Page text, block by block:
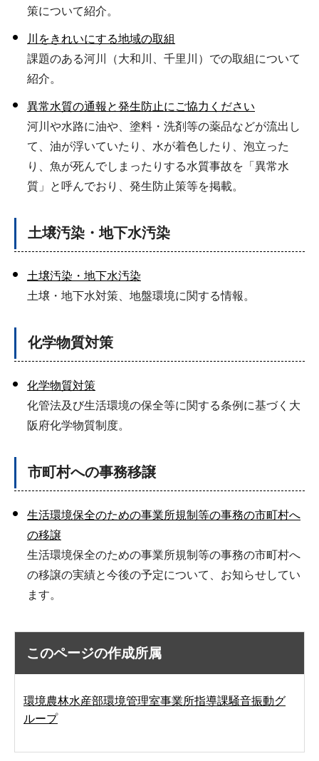
策について紹介。
川をきれいにする地域の取組
課題のある河川（大和川、千里川）での取組について
紹介。
異常水質の通報と発生防止にご協力ください
河川や水路に油や、塗料・洗剤等の薬品などが流出し
て、油が浮いていたり、水が着色したり、泡立った
り、魚が死んでしまったりする水質事故を「異常水
質」と呼んでおり、発生防止策等を掲載。
土壌汚染・地下水汚染
土壌汚染・地下水汚染
土壌・地下水対策、地盤環境に関する情報。
化学物質対策
化学物質対策
化管法及び生活環境の保全等に関する条例に基づく大
阪府化学物質制度。
市町村への事務移譲
生活環境保全のための事業所規制等の事務の市町村へ
の移譲
生活環境保全のための事業所規制等の事務の市町村へ
の移譲の実績と今後の予定について、お知らせしてい
ます。
このページの作成所属
環境農林水産部環境管理室事業所指導課騒音振動グ
ループ